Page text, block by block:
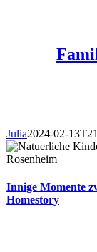
Julia2024-02-
Innige Momente
Homestory